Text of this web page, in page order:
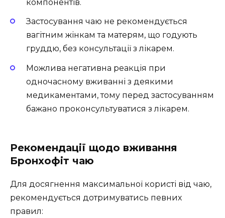
компонентів.
Застосування чаю не рекомендується
вагітним жінкам та матерям, що годують
груддю, без консультації з лікарем.
Можлива негативна реакція при
одночасному вживанні з деякими
медикаментами, тому перед застосуванням
бажано проконсультуватися з лікарем.
Рекомендації щодо вживання
Бронхофіт чаю
Для досягнення максимальної користі від чаю,
рекомендується дотримуватись певних
правил: